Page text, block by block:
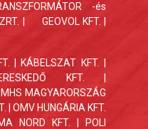
-és
|
GEOVOL KFT. |
| KÁBELSZAT KFT. |
KFT. |
MAGYARORSZÁG
| OMV HUNGÁRIA KFT.
NORD KFT. | POLI